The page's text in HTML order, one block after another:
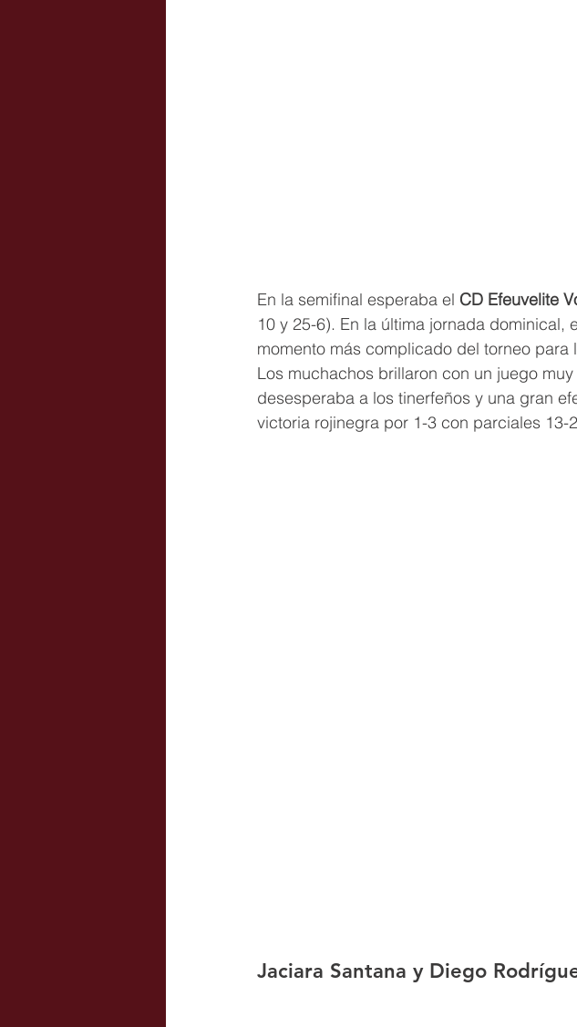
En la semifinal esperaba el CD Efeuvelite
10 y 25-6). En la última jornada dominical,
momento más complicado del torneo para
Los muchachos brillaron con un juego
desesperaba a los tinerfeños y una gran
victoria rojinegra por 1-3 con parciales 13-
Jaciara Santana y Diego